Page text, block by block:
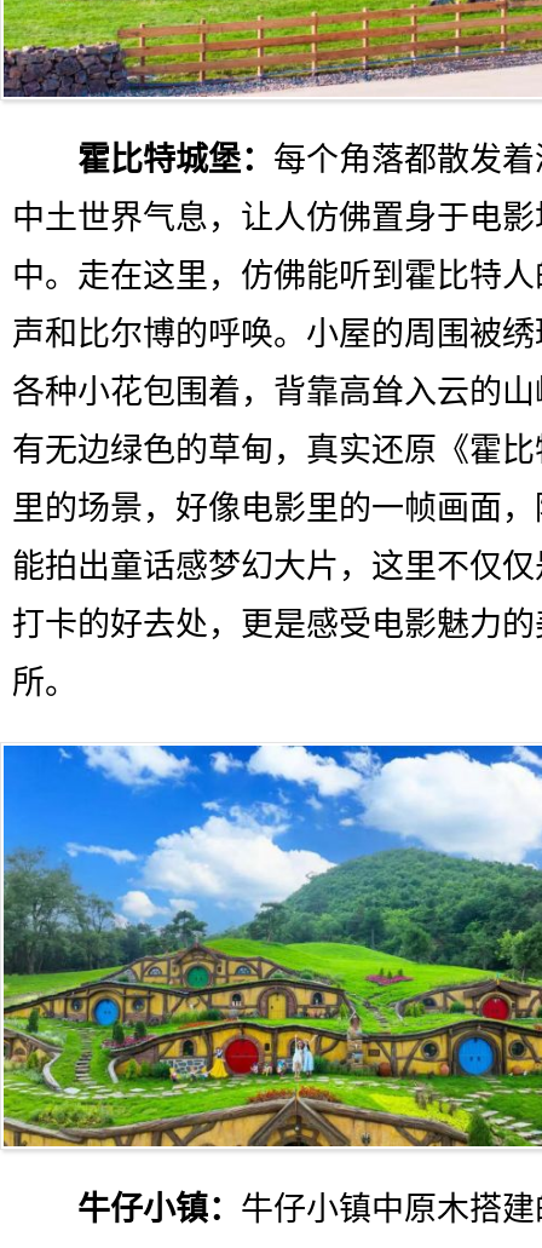
霍比特城堡： 每个角落都散发
中土世界气息，让人仿佛置身于电
中。走在这里，仿佛能听到霍比特
声和比尔博的呼唤。小屋的周围被
各种小花包围着，背靠高耸入云的
有无边绿色的草甸，真实还原《霍
里的场景，好像电影里的一帧画面
能拍出童话感梦幻大片，这里不仅
打卡的好去处，更是感受电影魅力
所。
牛仔小镇： 牛仔小镇中原木搭